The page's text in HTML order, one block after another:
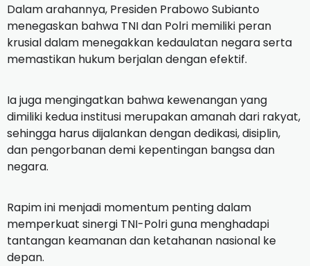
Dalam arahannya, Presiden Prabowo Subianto
menegaskan bahwa TNI dan Polri memiliki peran
krusial dalam menegakkan kedaulatan negara serta
memastikan hukum berjalan dengan efektif.
Ia juga mengingatkan bahwa kewenangan yang
dimiliki kedua institusi merupakan amanah dari rakyat,
sehingga harus dijalankan dengan dedikasi, disiplin,
dan pengorbanan demi kepentingan bangsa dan
negara.
Rapim ini menjadi momentum penting dalam
memperkuat sinergi TNI-Polri guna menghadapi
tantangan keamanan dan ketahanan nasional ke
depan.